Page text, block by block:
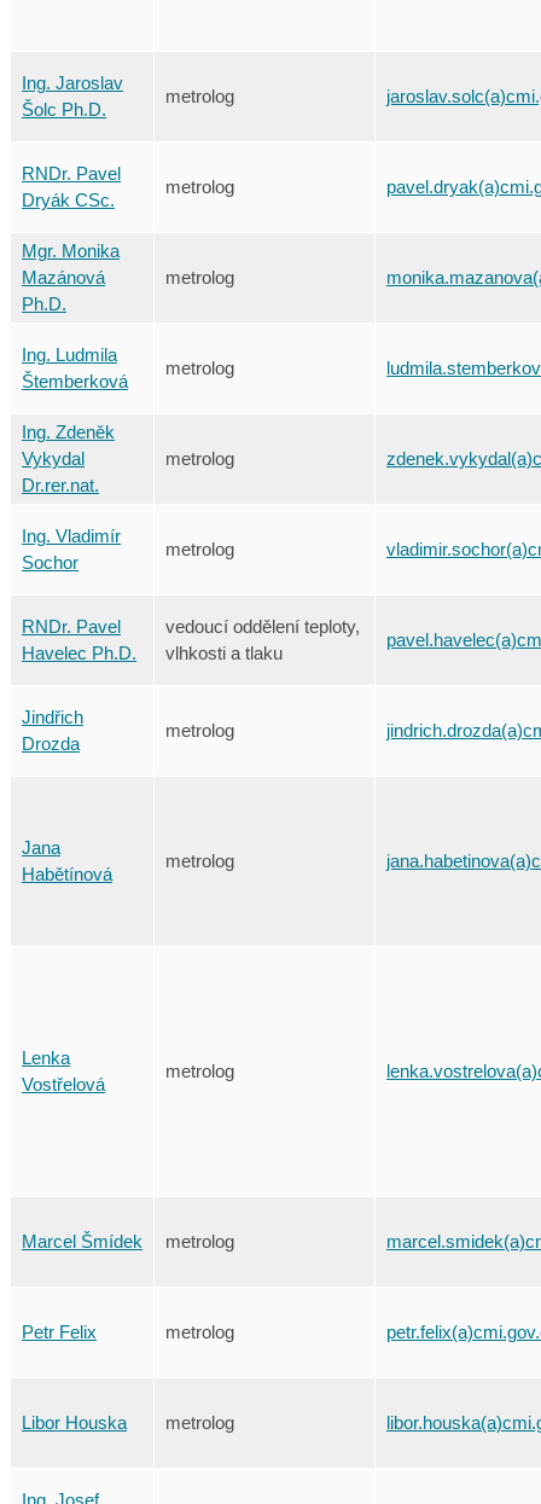
Ing. Jaroslav
Šolc Ph.D.
metrolog
RNDr. Pavel
Dryák CSc.
metrolog
Mgr. Monika
Mazánová
Ph.D.
metrolog
Ing. Ludmila
Štemberková
metrolog
Ing. Zdeněk
Vykydal
Dr.rer.nat.
metrolog
Ing. Vladimír
Sochor
metrolog
RNDr. Pavel
Havelec Ph.D.
vedoucí oddělení teploty,
vlhkosti a tlaku
Jindřich
Drozda
metrolog
Jana
Habětínová
metrolog
Lenka
Vostřelová
metrolog
Marcel Šmídek metrolog
Petr Felix metrolog
Libor Houska metrolog